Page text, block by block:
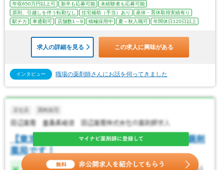
年収650万円以上可 新卒も応募可能
未経験者も応募可能
原則、引越しを伴う転勤なし
住宅補助（手当）あり
産休・育休取得実績有り
駅チカ
車通勤可 店舗数1～9 積極採用中 夏～秋入職可 年間休日120日以上
求人の詳細を見る この求人に興味がある
インタビュー 職場の薬剤師さんにお話を伺ってきました